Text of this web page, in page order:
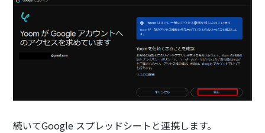
続いてGoogle スプレッドシートと連携します。